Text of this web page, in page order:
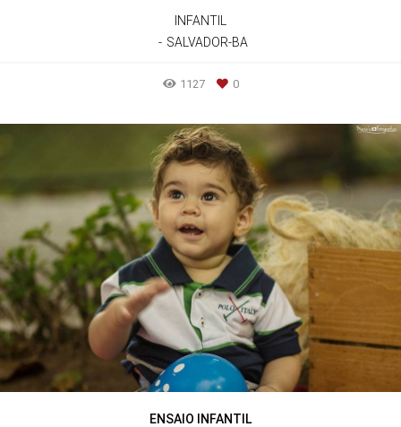
INFANTIL
SALVADOR-BA
1127 0
ENSAIO INFANTIL